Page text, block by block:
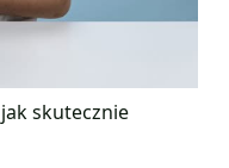
skutecznie